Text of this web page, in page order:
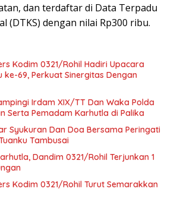
dan terdaftar di Data Terpadu
(DTKS) dengan nilai Rp300 ribu.
Kodim 0321/Rohil Hadiri Upacara
ke-69, Perkuat Sinergitas Dengan
Irdam XIX/TT Dan Waka Polda
Serta Pemadam Karhutla di Palika
Syukuran Dan Doa Bersama Peringati
Tambusai
Dandim 0321/Rohil Terjunkan 1
Kodim 0321/Rohil Turut Semarakkan